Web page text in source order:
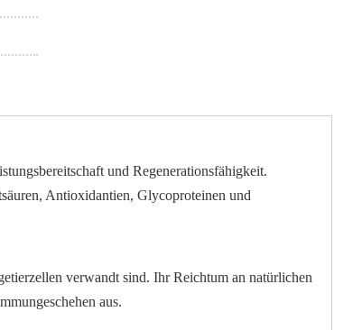
und Regenerationsfähigkeit.
Antioxidantien, Glycoproteinen und
verwandt sind. Ihr Reichtum an natürlichen
aus.